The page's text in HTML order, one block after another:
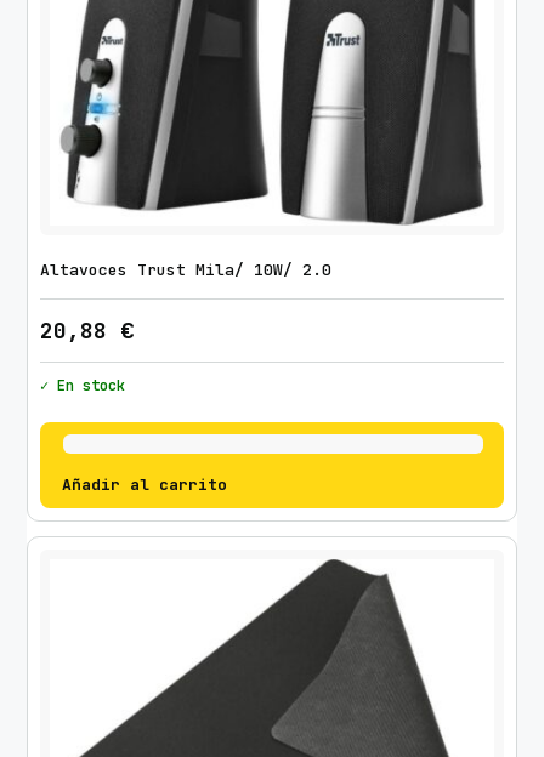
Altavoces Trust Mila/ 10W/ 2.0
20,88 €
✓ En stock
Añadir al carrito